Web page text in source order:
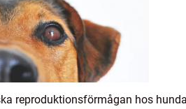
reproduktionsförmågan hos